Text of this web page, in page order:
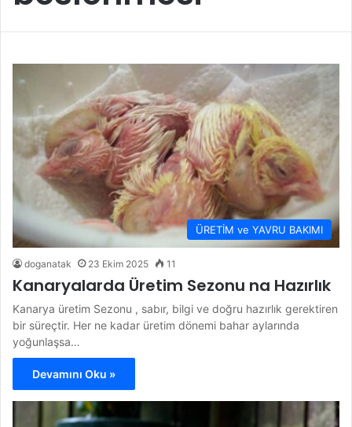
ÜRETİM ve YAVRU BAKIMI
doganatak 23 Ekim 2025 11
Kanaryalarda Üretim Sezonu na Hazırlık
Kanarya üretim Sezonu , sabır, bilgi ve doğru hazırlık gerektiren
bir süreçtir. Her ne kadar üretim dönemi bahar aylarında
yoğunlaşsa…
Devamını Oku »